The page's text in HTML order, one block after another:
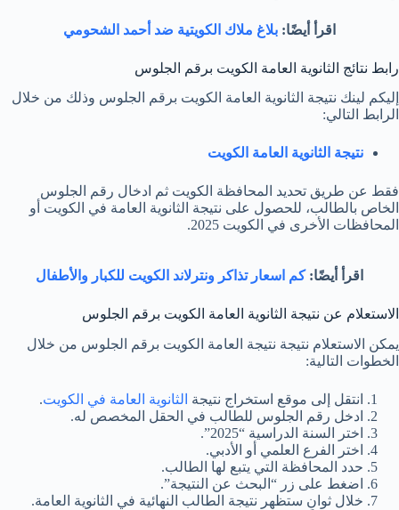
اقرأ أيضًا: بلاغ ملاك الكويتية ضد أحمد الشحومي
رابط نتائج الثانوية العامة الكويت برقم الجلوس
إليكم لينك نتيجة الثانوية العامة الكويت برقم الجلوس وذلك من خلال
الرابط التالي:
نتيجة الثانوية العامة الكويت
فقط عن طريق تحديد المحافظة الكويت ثم ادخال رقم الجلوس
الخاص بالطالب، للحصول على نتيجة الثانوية العامة في الكويت أو
المحافظات الأخرى في الكويت 2025.
اقرأ أيضًا:كم اسعار تذاكر ونترلاند الكويت للكبار والأطفال
الاستعلام عن نتيجة الثانوية العامة الكويت برقم الجلوس
يمكن الاستعلام نتيجة نتيجة العامة الكويت برقم الجلوس من خلال
الخطوات التالية:
انتقل إلى موقع استخراج نتيجة الثانوية العامة في الكويت.
ادخل رقم الجلوس للطالب في الحقل المخصص له.
اختر السنة الدراسية “2025”.
اختر الفرع العلمي أو الأدبي.
حدد المحافظة التي يتبع لها الطالب.
اضغط على زر “البحث عن النتيجة”.
خلال ثوانٍ ستظهر نتيجة الطالب النهائية في الثانوية العامة.